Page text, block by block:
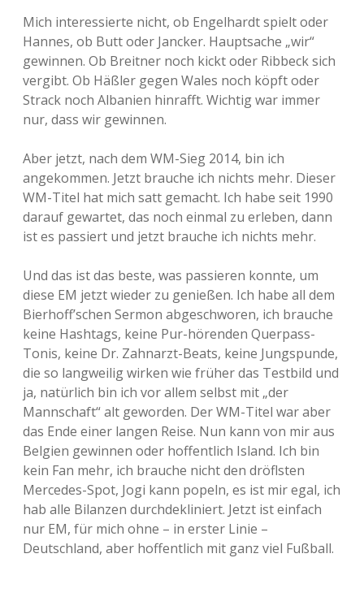
Mich interessierte nicht, ob Engelhardt spielt oder
Hannes, ob Butt oder Jancker. Hauptsache „wir“
gewinnen. Ob Breitner noch kickt oder Ribbeck sich
vergibt. Ob Häßler gegen Wales noch köpft oder
Strack noch Albanien hinrafft. Wichtig war immer
nur, dass wir gewinnen.
Aber jetzt, nach dem WM-Sieg 2014, bin ich
angekommen. Jetzt brauche ich nichts mehr. Dieser
WM-Titel hat mich satt gemacht. Ich habe seit 1990
darauf gewartet, das noch einmal zu erleben, dann
ist es passiert und jetzt brauche ich nichts mehr.
Und das ist das beste, was passieren konnte, um
diese EM jetzt wieder zu genießen. Ich habe all dem
Bierhoff’schen Sermon abgeschworen, ich brauche
keine Hashtags, keine Pur-hörenden Querpass-
Tonis, keine Dr. Zahnarzt-Beats, keine Jungspunde,
die so langweilig wirken wie früher das Testbild und
ja, natürlich bin ich vor allem selbst mit „der
Mannschaft“ alt geworden. Der WM-Titel war aber
das Ende einer langen Reise. Nun kann von mir aus
Belgien gewinnen oder hoffentlich Island. Ich bin
kein Fan mehr, ich brauche nicht den dröflsten
Mercedes-Spot, Jogi kann popeln, es ist mir egal, ich
hab alle Bilanzen durchdekliniert. Jetzt ist einfach
nur EM, für mich ohne – in erster Linie –
Deutschland, aber hoffentlich mit ganz viel Fußball.